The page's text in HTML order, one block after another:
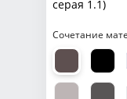
серая 1.1)
Сочетание